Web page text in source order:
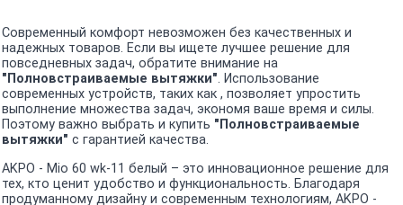
Современный комфорт невозможен без качественных и
надежных товаров. Если вы ищете лучшее решение для
повседневных задач, обратите внимание на
"Полновстраиваемые вытяжки". Использование
современных устройств, таких как , позволяет упростить
выполнение множества задач, экономя ваше время и силы.
Поэтому важно выбрать и купить "Полновстраиваемые
вытяжки" с гарантией качества.
AKPO - Mio 60 wk-11 белый – это инновационное решение для
тех, кто ценит удобство и функциональность. Благодаря
продуманному дизайну и современным технологиям, AKPO -